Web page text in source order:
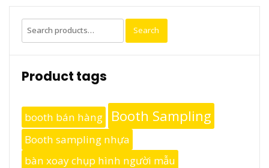
Search
for:
Search
Product tags
booth bán hàng Booth Sampling
Booth sampling nhựa
bàn xoay chụp hình người mẫu